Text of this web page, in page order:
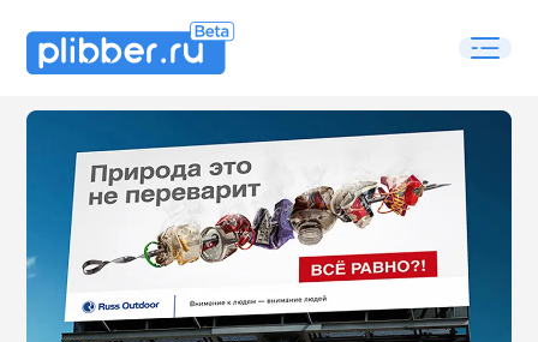
Some SEO Title